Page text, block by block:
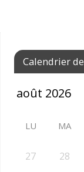
Calendrier
LU MA
27 28